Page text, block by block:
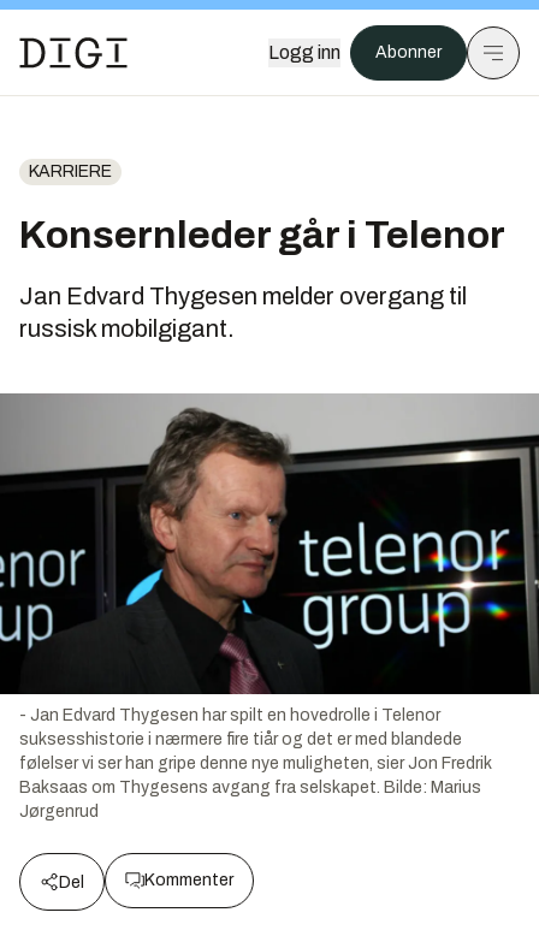
Logg inn Abonner
KARRIERE
Konsernleder går i Telenor
Jan Edvard Thygesen melder overgang til
russisk mobilgigant.
- Jan Edvard Thygesen har spilt en hovedrolle i Telenor
suksesshistorie i nærmere fire tiår og det er med blandede
følelser vi ser han gripe denne nye muligheten, sier Jon Fredrik
Baksaas om Thygesens avgang fra selskapet. Bilde: Marius
Jørgenrud
Del Kommenter